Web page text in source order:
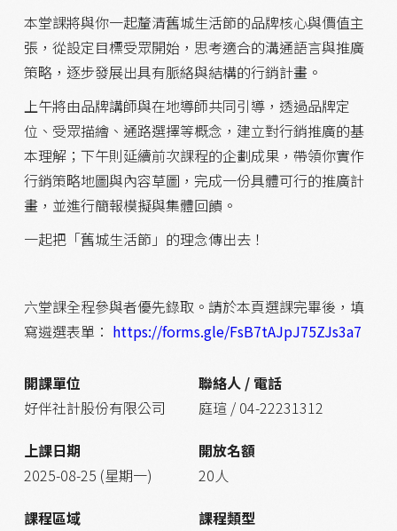
本堂課將與你一起釐清舊城生活節的品牌核心與價值主
張，從設定目標受眾開始，思考適合的溝通語言與推廣
策略，逐步發展出具有脈絡與結構的行銷計畫。
上午將由品牌講師與在地導師共同引導，透過品牌定
位、受眾描繪、通路選擇等概念，建立對行銷推廣的基
本理解；下午則延續前次課程的企劃成果，帶領你實作
行銷策略地圖與內容草圖，完成一份具體可行的推廣計
畫，並進行簡報模擬與集體回饋。
一起把「舊城生活節」的理念傳出去！
六堂課全程參與者優先錄取。請於本頁選課完畢後，填
寫遴選表單： https://forms.gle/FsB7tAJpJ75ZJs3a7
開課單位
好伴社計股份有限公司
聯絡人 / 電話
庭瑄 / 04-22231312
上課日期
2025-08-25 (星期一)
開放名額
20人
課程區域
課程類型